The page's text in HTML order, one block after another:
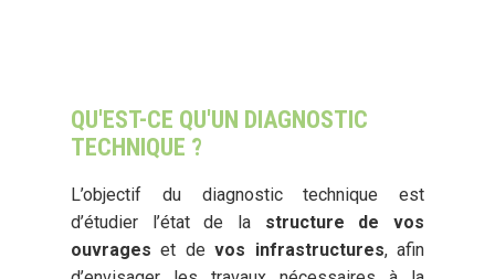
QU'EST-CE QU'UN DIAGNOSTIC
TECHNIQUE ?
L’objectif du diagnostic technique est
d’étudier l’état de la structure de vos
ouvrages et devos infrastructures, afin